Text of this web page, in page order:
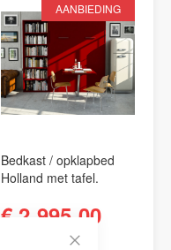
AANBIEDING
Bedkast / opklapbed
Holland met tafel.
€ 2.995,00